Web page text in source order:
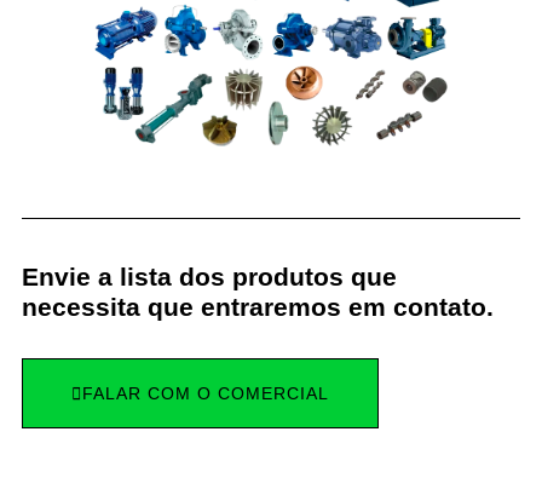
Envie a lista dos produtos que
necessita que entraremos em contato.
FALAR COM O COMERCIAL